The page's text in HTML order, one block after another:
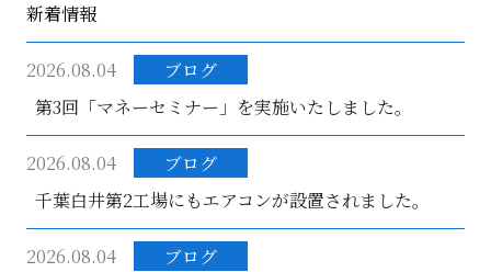
新着情報
2026.08.04
ブログ
第3回「マネーセミナー」を実施いたしました。
2026.08.04
ブログ
千葉白井第2工場にもエアコンが設置されました。
2026.08.04
ブログ